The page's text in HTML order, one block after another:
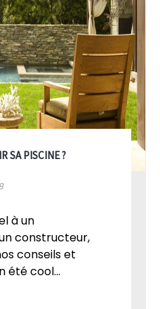
SA PISCINE ?
à un
constructeur,
conseils et
été cool...